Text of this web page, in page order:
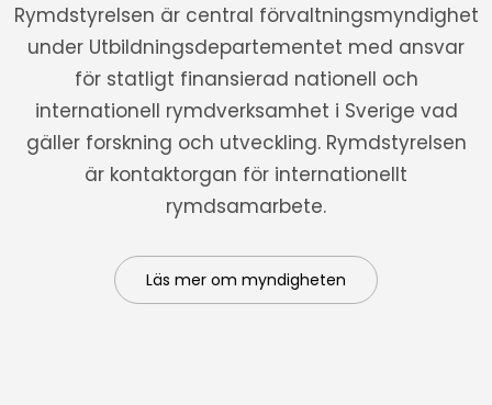
Rymdstyrelsen är central förvaltningsmyndighet
under Utbildningsdepartementet med ansvar
för statligt finansierad nationell och
internationell rymdverksamhet i Sverige vad
gäller forskning och utveckling. Rymdstyrelsen
är kontaktorgan för internationellt
rymdsamarbete.
Läs mer om myndigheten